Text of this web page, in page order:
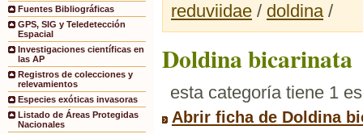
Fuentes Bibliográficas
GPS, SIG y Teledetección
Espacial
Investigaciones científicas en
las AP
Registros de colecciones y
relevamientos
Especies exóticas invasoras
Listado de Áreas Protegidas
Nacionales
reduviidae / doldina/
Doldina bicarinata
esta categoría tiene 1
Abrir ficha de Doldina